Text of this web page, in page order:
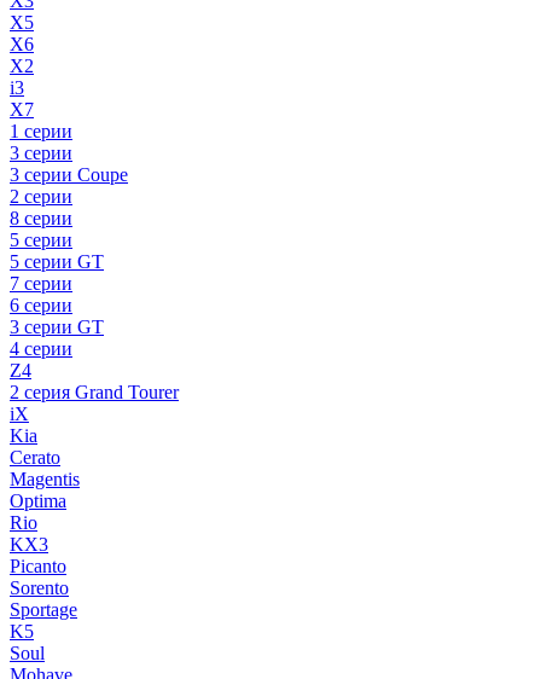
X5
X6
X2
i3
X7
1 серии
3 серии
3 серии Coupe
2 серии
8 серии
5 серии
5 серии GT
7 серии
6 серии
3 серии GT
4 серии
Z4
2 серия Grand Tourer
iX
Kia
Cerato
Magentis
Optima
Rio
KX3
Picanto
Sorento
Sportage
K5
Soul
Mohave